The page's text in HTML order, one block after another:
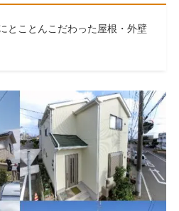
とことんこだわった屋根・外壁